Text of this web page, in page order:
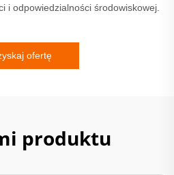
i odpowiedzialności środowiskowej.
ofertę
produktu